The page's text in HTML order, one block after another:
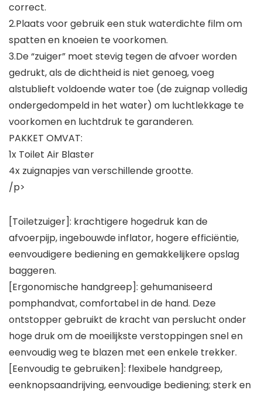
correct.
2.Plaats voor gebruik een stuk waterdichte film om
spatten en knoeien te voorkomen.
3.De “zuiger” moet stevig tegen de afvoer worden
gedrukt, als de dichtheid is niet genoeg, voeg
alstublieft voldoende water toe (de zuignap volledig
ondergedompeld in het water) om luchtlekkage te
voorkomen en luchtdruk te garanderen.
PAKKET OMVAT:
1x Toilet Air Blaster
4x zuignapjes van verschillende grootte.
/p>
[Toiletzuiger]: krachtigere hogedruk kan de
afvoerpijp, ingebouwde inflator, hogere efficiëntie,
eenvoudigere bediening en gemakkelijkere opslag
baggeren.
[Ergonomische handgreep]: gehumaniseerd
pomphandvat, comfortabel in de hand. Deze
ontstopper gebruikt de kracht van perslucht onder
hoge druk om de moeilijkste verstoppingen snel en
eenvoudig weg te blazen met een enkele trekker.
[Eenvoudig te gebruiken]: flexibele handgreep,
eenknopsaandrijving, eenvoudige bediening; sterk en